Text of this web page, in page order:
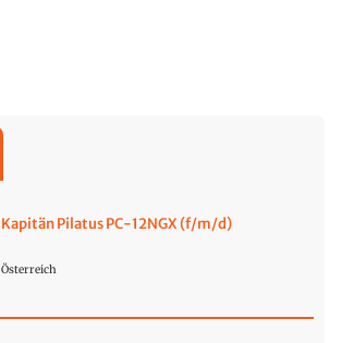
Kapitän Pilatus PC-12NGX (f/m/d)
Österreich